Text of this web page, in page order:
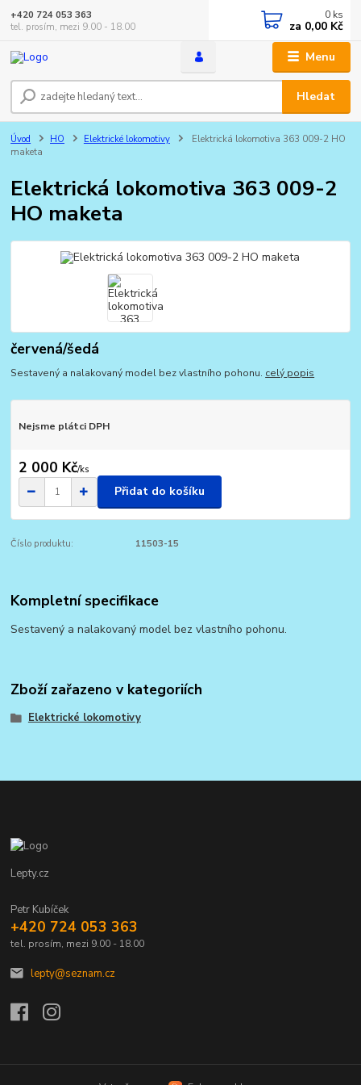
Menu
Hledat
+420 724 053 363
tel. prosím, mezi 9.00 - 18.00
0 ks
za 0,00 Kč
Úvod HO Elektrické lokomotivy
Elektrická lokomotiva 363 009-2 HO
maketa
Elektrická lokomotiva 363 009-2
HO maketa
červená/šedá
Sestavený a nalakovaný model bez vlastního pohonu. celý popis
Nejsme plátci DPH
2 000 Kč/ks
Přidat do košíku
Číslo produktu: 11503-15
Kompletní specifikace
Sestavený a nalakovaný model bez vlastního pohonu.
Zboží zařazeno v kategoriích
Elektrické lokomotivy
Lepty.cz
Petr Kubíček
+420 724 053 363
tel. prosím, mezi 9.00 - 18.00
lepty@seznam.cz